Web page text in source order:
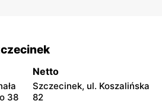
38
Netto
Szczecinek, ul. Koszalińska
82